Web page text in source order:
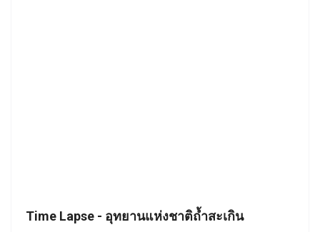
Time Lapse - อุทยานแห่งชาติถ้ำสะเกิน